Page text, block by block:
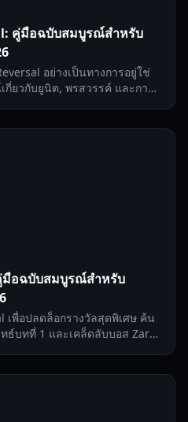
คู่มือฉบับสมบูรณ์สำหรับ
อย่างเป็นทางการอยู่ใช่
ยวกับยูนิต, พรสวรรค์ และการ
มือฉบับสมบูรณ์สำหรับ
เพื่อปลดล็อกรางวัลสุดพิเศษ ค้น
ธ์บทที่ 1 และเคล็ดลับบอส Zarbi